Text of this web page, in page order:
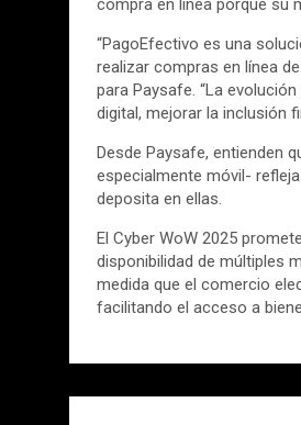
compra en línea porque su
“PagoEfectivo es una
realizar compras en línea
para Paysafe. “La
digital, mejorar la inclusión
Desde Paysafe, entienden
especialmente móvil-
deposita en ellas.
El Cyber WoW 2025
disponibilidad de múltiples
medida que el comercio
facilitando el acceso a